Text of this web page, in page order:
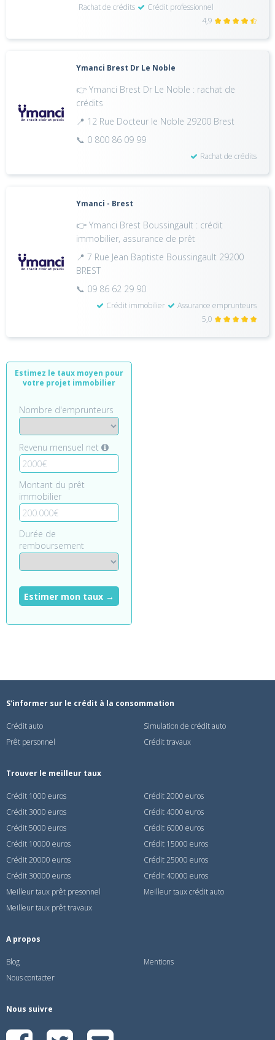
Rachat de crédits
Crédit professionnel
4,9
Ymanci Brest Dr Le Noble
👉 Ymanci Brest Dr Le Noble : rachat de
crédits
📍 12 Rue Docteur le Noble 29200 Brest
📞 0 800 86 09 99
Rachat de crédits
Ymanci - Brest
👉 Ymanci Brest Boussingault : crédit
immobilier, assurance de prêt
📍 7 Rue Jean Baptiste Boussingault 29200
BREST
📞 09 86 62 29 90
Crédit immobilier
Assurance emprunteurs
5,0
Estimez le taux moyen pour
votre projet immobilier
Nombre d'emprunteurs
Revenu mensuel net
Montant du prêt
immobilier
Durée de
remboursement
Estimer mon taux →
S'informer sur le crédit à la consommation
Crédit auto
Simulation de crédit auto
Prêt personnel
Crédit travaux
Trouver le meilleur taux
Crédit 1000 euros
Crédit 2000 euros
Crédit 3000 euros
Crédit 4000 euros
Crédit 5000 euros
Crédit 6000 euros
Crédit 10000 euros
Crédit 15000 euros
Crédit 20000 euros
Crédit 25000 euros
Crédit 30000 euros
Crédit 40000 euros
Meilleur taux prêt presonnel
Meilleur taux crédit auto
Meilleur taux prêt travaux
A propos
Blog
Mentions
Nous contacter
Nous suivre